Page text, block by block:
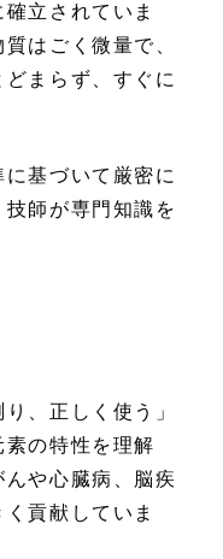
立されていま
はごく微量で、
まらず、すぐに
基づいて厳密に
師が専門知識を
、正しく使う」
の特性を理解
や心臓病、脳疾
貢献していま